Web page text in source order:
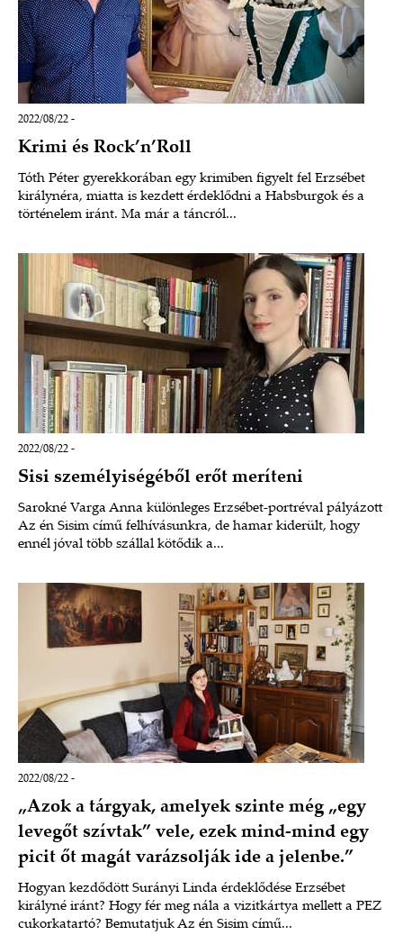
2022/08/22 -
Krimi és Rock’n’Roll
Tóth Péter gyerekkorában egy krimiben figyelt fel Erzsébet
királynéra, miatta is kezdett érdeklődni a Habsburgok és a
történelem iránt. Ma már a táncról...
2022/08/22 -
Sisi személyiségéből erőt meríteni
Sarokné Varga Anna különleges Erzsébet-portréval pályázott
Az én Sisim című felhívásunkra, de hamar kiderült, hogy
ennél jóval több szállal kötődik a...
2022/08/22 -
„Azok a tárgyak, amelyek szinte még „egy
levegőt szívtak” vele, ezek mind-mind egy
picit őt magát varázsolják ide a jelenbe.”
Hogyan kezdődött Surányi Linda érdeklődése Erzsébet
királyné iránt? Hogy fér meg nála a vizitkártya mellett a PEZ
cukorkatartó? Bemutatjuk Az én Sisim című...